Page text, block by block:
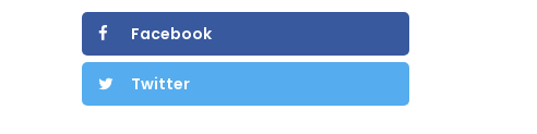
Facebook
Twitter